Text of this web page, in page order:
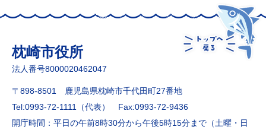
枕崎市役所
法人番号8000020462047
〒898-8501 鹿児島県枕崎市千代田町27番地
Tel:0993-72-1111（代表）
Fax:0993-72-9436
開庁時間：平日の午前8時30分から午後5時15分まで（土曜・日